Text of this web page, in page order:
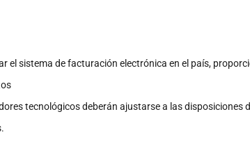
el sistema de facturación electrónica en el país,
tecnológicos deberán ajustarse a las disposiciones